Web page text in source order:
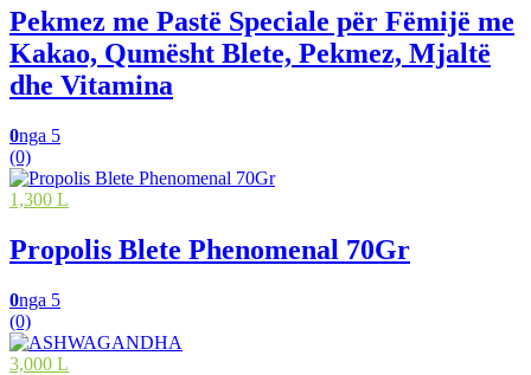
Pekmez me Pastë Speciale për Fëmijë me
Kakao, Qumësht Blete, Pekmez, Mjaltë
dhe Vitamina
0nga 5
(0)
1,300 L
Propolis Blete Phenomenal 70Gr
0nga 5
(0)
3,000 L